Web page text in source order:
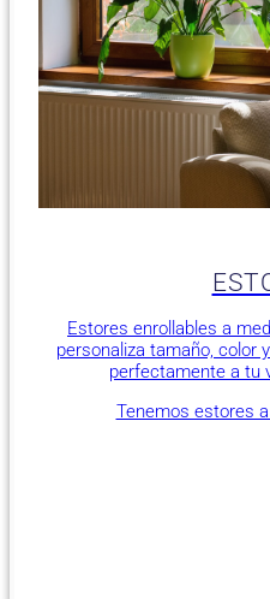
Estores enrollables a
personaliza tamaño, color
perfectamente a tu
Tenemos estores